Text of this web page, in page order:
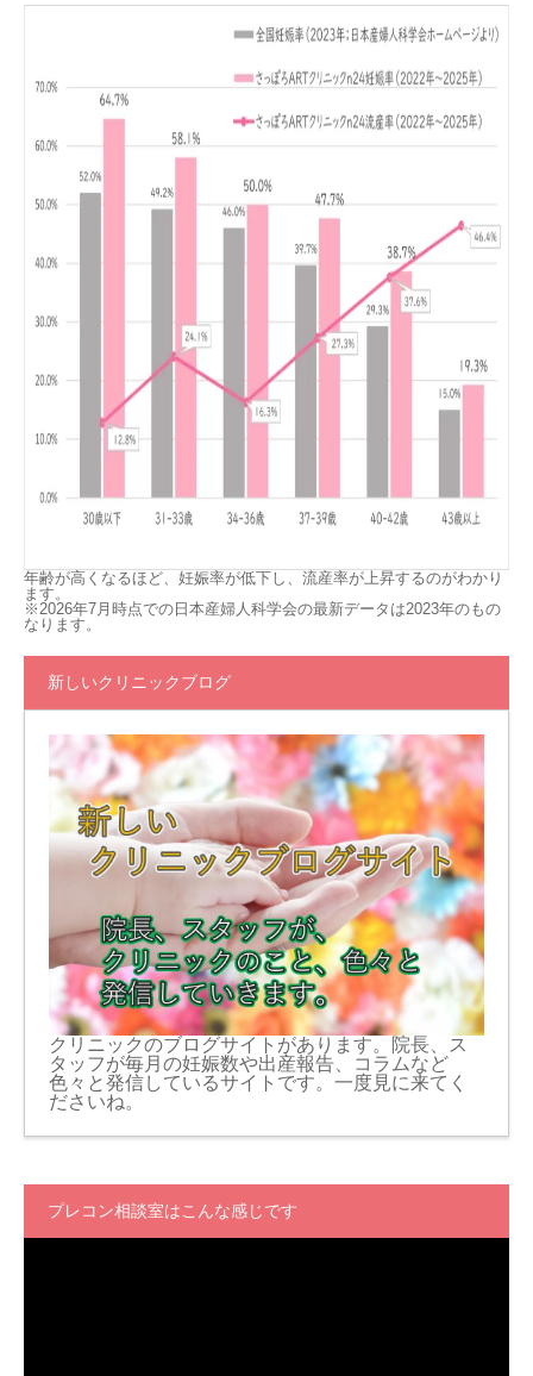
年齢が高くなるほど、妊娠率が低下し、流産率が上昇するのがわかり
ます。
※2026年7月時点での日本産婦人科学会の最新データは2023年のもの
なります。
新しいクリニックブログ
クリニックのブログサイトがあります。院長、ス
タッフが毎月の妊娠数や出産報告、コラムなど
色々と発信しているサイトです。一度見に来てく
ださいね。
プレコン相談室はこんな感じです